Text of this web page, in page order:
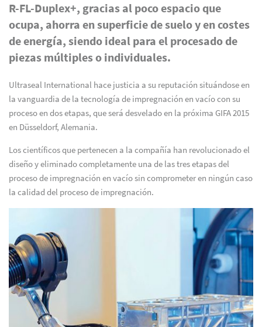
R-FL-Duplex+, gracias al poco espacio que
ocupa, ahorra en superficie de suelo y en costes
de energía, siendo ideal para el procesado de
piezas múltiples o individuales.
Ultraseal International hace justicia a su reputación situándose en
la vanguardia de la tecnología de impregnación en vacío con su
proceso en dos etapas, que será desvelado en la próxima GIFA 2015
en Düsseldorf, Alemania.
Los científicos que pertenecen a la compañía han revolucionado el
diseño y eliminado completamente una de las tres etapas del
proceso de impregnación en vacío sin comprometer en ningún caso
la calidad del proceso de impregnación.